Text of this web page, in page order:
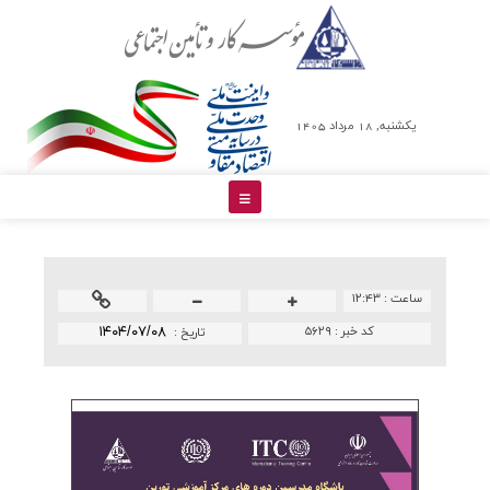
يکشنبه, 18 مرداد 1405
ساعت : ۱۲:۴۳
تاريخ : ۱۴۰۴/۰۷/۰۸ کد خبر : ۵۶۲۹